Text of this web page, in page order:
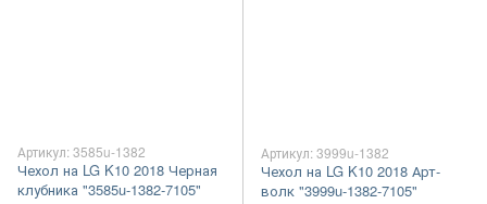
Артикул: 3585u-1382
Чехол на LG K10 2018 Черная
клубника "3585u-1382-7105"
Артикул: 3999u-1382
Чехол на LG K10 2018 Арт-
волк "3999u-1382-7105"